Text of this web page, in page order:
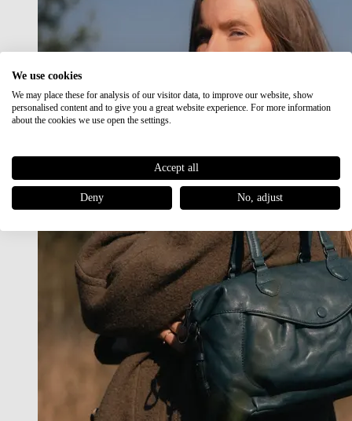
We use cookies
We may place these for analysis of our visitor data, to improve our website, show
personalised content and to give you a great website experience. For more information
about the cookies we use open the settings.
Accept all
Deny No, adjust